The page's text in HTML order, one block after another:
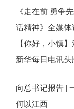
《走在前 勇争
话精神》全媒
【你好，小镇
新华每日电讯
向总书记报告 |
何以江西